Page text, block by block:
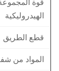
قوة
الهيدروليكية
قطع الطريق
المواد من